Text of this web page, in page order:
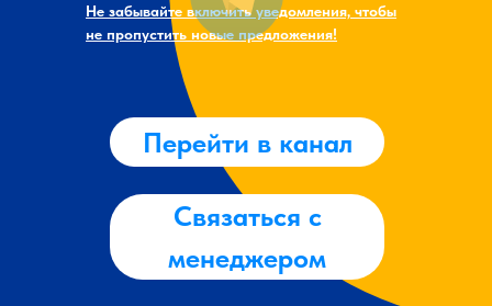
Не забывайте включить уведомления, чтобы
не пропустить новые предложения!
Перейти в канал
Связаться с
менеджером